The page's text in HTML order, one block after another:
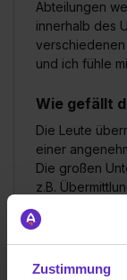
Zustimmung
Abteilungen
innerhalb des
verschiedenen
und ich fühle
Wie gefällt
Die Leute
einer
Die großen
z.B.
eine
arbeiten, denn
andere
diesen